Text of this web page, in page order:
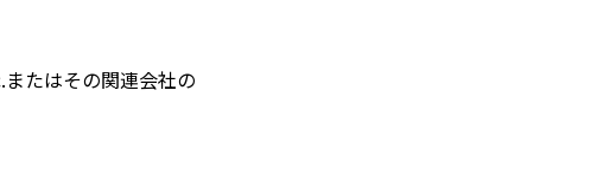
たはその関連会社の